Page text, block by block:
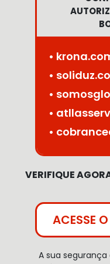
•
•
•
•
•
VERIFIQUE
ACESSE
A sua